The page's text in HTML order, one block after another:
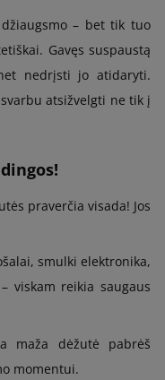
– bet tik tuo
Gavęs suspaustą
nedrįsti jo atidaryti.
atsižvelgti ne tik į
praverčia visada! Jos
smulki elektronika,
viskam reikia saugaus
maža dėžutė pabrėš
momentui.